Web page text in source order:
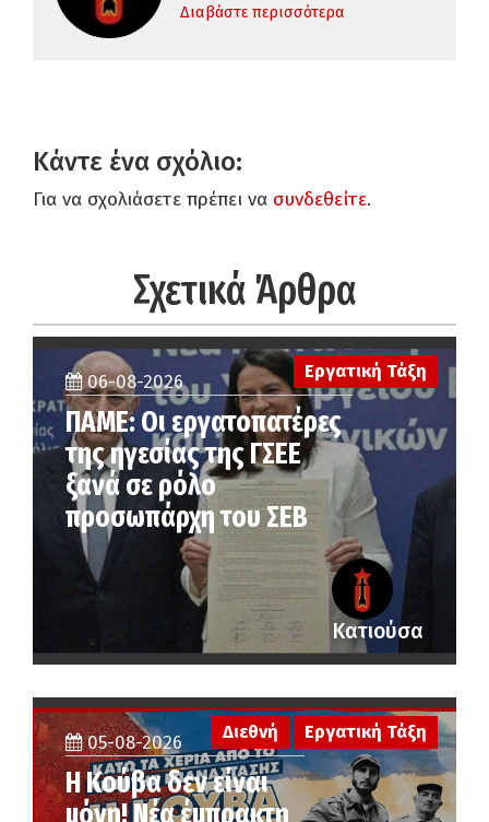
Διαβάστε περισσότερα
Κάντε ένα σχόλιο:
Για να σχολιάσετε πρέπει να συνδεθείτε.
Σχετικά Άρθρα
Εργατική Τάξη
06-08-2026
ΠΑΜΕ: Οι εργατοπατέρες
της ηγεσίας της ΓΣΕΕ
ξανά σε ρόλο
προσωπάρχη του ΣΕΒ
Κατιούσα
05-08-2026
Η Κούβα δεν είναι
μόνη! Νέα έμπρακτη
Διεθνή Εργατική Τάξη